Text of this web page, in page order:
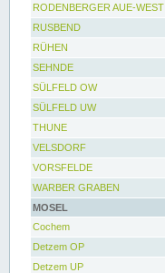
RODENBERGER AUE-WEST
RUSBEND
RÜHEN
SEHNDE
SÜLFELD OW
SÜLFELD UW
THUNE
VELSDORF
VORSFELDE
WARBER GRABEN
MOSEL
Cochem
Detzem OP
Detzem UP